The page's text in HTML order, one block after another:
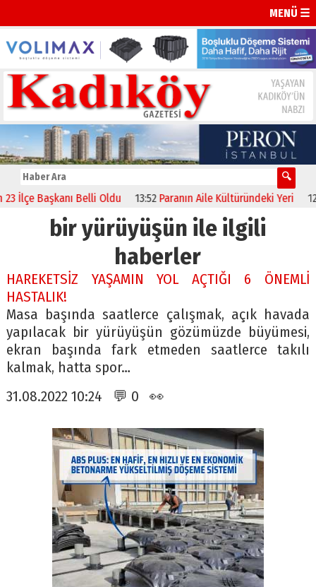
MENÜ ☰
İlçe Başkanı Belli Oldu 13:52 Paranın Aile Kültüründeki Yeri 12:07
bir yürüyüşün ile ilgili
haberler
HAREKETSİZ YAŞAMIN YOL AÇTIĞI 6 ÖNEMLİ
HASTALIK!
Masa başında saatlerce çalışmak, açık havada
yapılacak bir yürüyüşün gözümüzde büyümesi,
ekran başında fark etmeden saatlerce takılı
kalmak, hatta spor…
31.08.2022 10:24 💬 0 👀